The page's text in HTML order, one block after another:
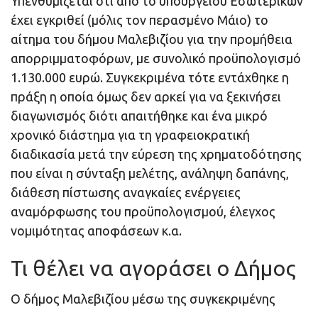
έχει εγκριθεί (μόλις τον περασμένο Μάιο) το
αίτημα του δήμου Μαλεβιζίου για την προμήθεια
απορριμματοφόρων, με συνολικό προϋπολογισμό
1.130.000 ευρώ. Συγκεκριμένα τότε εντάχθηκε η
πράξη η οποία όμως δεν αρκεί για να ξεκινήσει
διαγωνισμός διότι απαιτήθηκε και ένα μικρό
χρονικό διάστημα για τη γραφειοκρατική
διαδικασία μετά την εύρεση της χρηματοδότησης
που είναι η σύνταξη μελέτης, ανάληψη δαπάνης,
διάθεση πίστωσης αναγκαίες ενέργειες
αναμόρφωσης του προϋπολογισμού, έλεγχος
νομιμότητας αποφάσεων κ.α.
Τι θέλει να αγοράσει ο Δήμος
Ο δήμος Μαλεβιζίου μέσω της συγκεκριμένης